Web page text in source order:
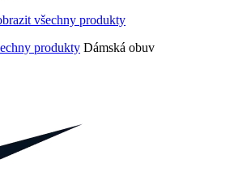
produkty Dámská obuv